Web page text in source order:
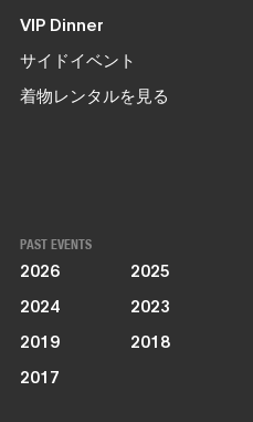
VIP Dinner
サイドイベント
着物レンタルを見る
PAST EVENTS
2026
2025
2024
2023
2019
2018
2017